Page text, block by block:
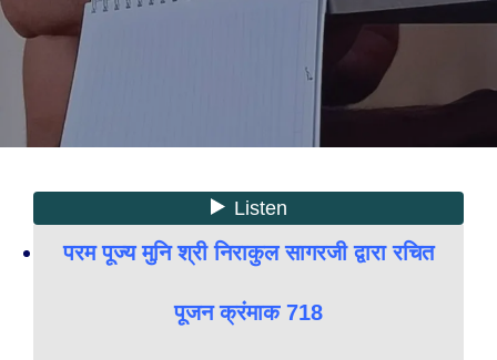
परम पूज्य मुनि श्री निराकुल सागरजी द्वारा रचित
पूजन क्रंमाक 718